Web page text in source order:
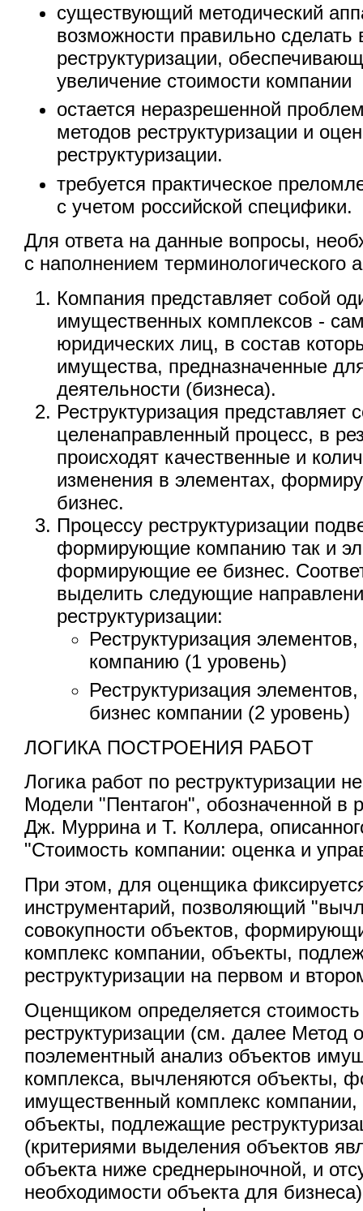
существующий методический
возможности правильно
реструктуризации,
увеличение стоимости компании
остается неразрешенной
методов реструктуризации и
реструктуризации.
требуется практическое
с учетом российской специфики.
Для ответа на данные вопросы,
с наполнением терминологического
Компания представляет собой
имущественных комплексов -
юридических лиц, в состав
имущества, предназначенные
деятельности (бизнеса).
Реструктуризация представляет
целенаправленный процесс, в
происходят качественные и
изменения в элементах,
бизнес.
Процессу реструктуризации
формирующие компанию так и
формирующие ее бизнес.
выделить следующие
реструктуризации:
Реструктуризация
компанию (1 уровень)
Реструктуризация
бизнес компании (2 уровень)
ЛОГИКА ПОСТРОЕНИЯ РАБОТ
Логика работ по реструктуризации
Модели "Пентагон", обозначенной в
Дж. Муррина и Т. Коллера,
"Стоимость компании: оценка и
При этом, для оценщика
инструментарий, позволяющий
совокупности объектов,
комплекс компании, объекты,
реструктуризации на первом и
Оценщиком определяется
реструктуризации (см. далее Метод
поэлементный анализ объектов
комплекса, вычленяются объекты,
имущественный комплекс компании,
объекты, подлежащие
(критериями выделения объектов
объекта ниже среднерыночной, и
необходимости объекта для